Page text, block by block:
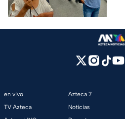
en vivo
TV Azteca
Azteca 7
Noticias